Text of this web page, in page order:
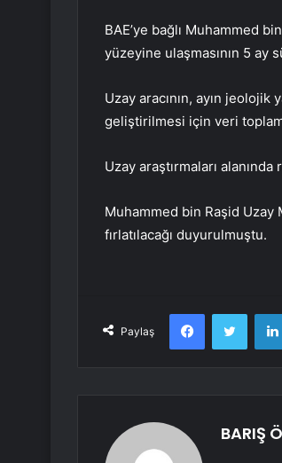
BAE’ye bağlı Muhammed
yüzeyine ulaşmasının 5
Uzay aracının, ayın
geliştirilmesi için veri
Uzay araştırmaları
Muhammed bin Raşid Uzay
fırlatılacağı duyurulmuştu.
Paylaş
Facebook
BARIŞ